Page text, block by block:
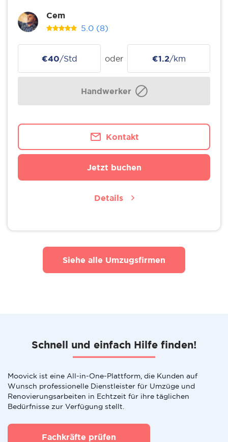
Cem
5.0 (8)
€40/Std oder €1.2/km
Handwerker
Kontakt
Jetzt buchen
Details
Siehe alle Umzugsfirmen
Schnell und einfach Hilfe finden!
Moovick ist eine All-in-One-Plattform, die Kunden auf
Wunsch professionelle Dienstleister für Umzüge und
Renovierungsarbeiten in Echtzeit für ihre täglichen
Bedürfnisse zur Verfügung stellt.
Fachkräfte prüfen